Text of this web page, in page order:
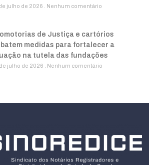
julho de 2026 Nenhum comentário
de Justiça e cartórios
medidas para fortalecer a
na tutela das fundações
julho de 2026 Nenhum comentário